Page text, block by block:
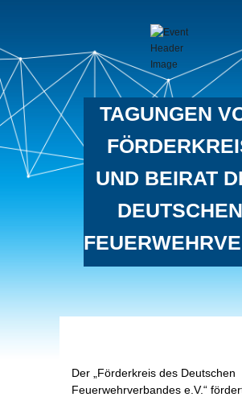
TAGUNGEN
UND BEIRAT
DEUTSCHEN
Der „Förderkreis des Deutschen
Feuerwehrverbandes e.V.“